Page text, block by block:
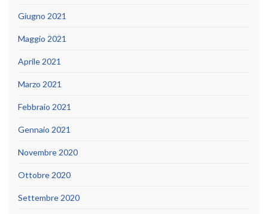
Giugno 2021
Maggio 2021
Aprile 2021
Marzo 2021
Febbraio 2021
Gennaio 2021
Novembre 2020
Ottobre 2020
Settembre 2020